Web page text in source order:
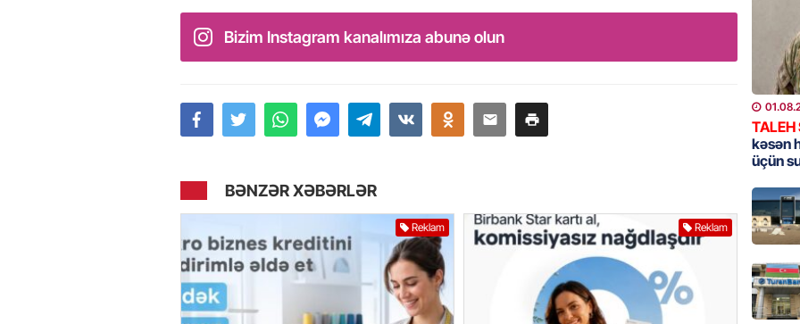
Bizim Instagram kanalımıza abunə olun
BƏNZƏR XƏBƏRLƏR
Reklam Reklam
GÜNDƏM
Dosye
MANŞET
sazişi
ÖZƏL
Tramp
imtina
TALEH
kəsən
üçün